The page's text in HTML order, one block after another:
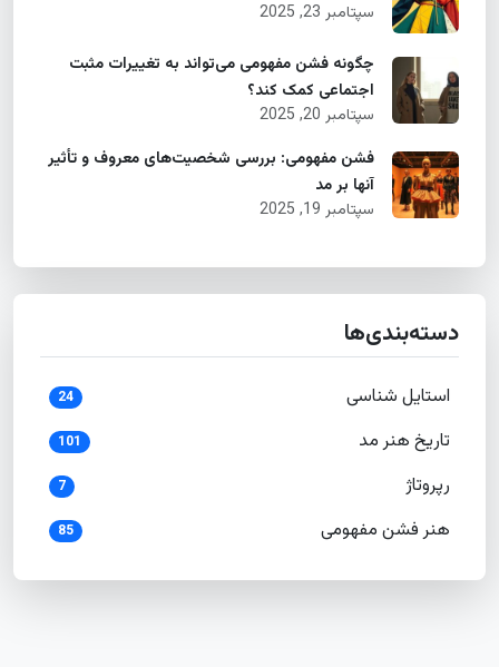
سپتامبر 23, 2025
چگونه فشن مفهومی می‌تواند به تغییرات مثبت
اجتماعی کمک کند؟
سپتامبر 20, 2025
فشن مفهومی: بررسی شخصیت‌های معروف و تأثیر
آنها بر مد
سپتامبر 19, 2025
دسته‌بندی‌ها
استایل شناسی 24
تاریخ هنر مد 101
رپروتاژ 7
هنر فشن مفهومی 85